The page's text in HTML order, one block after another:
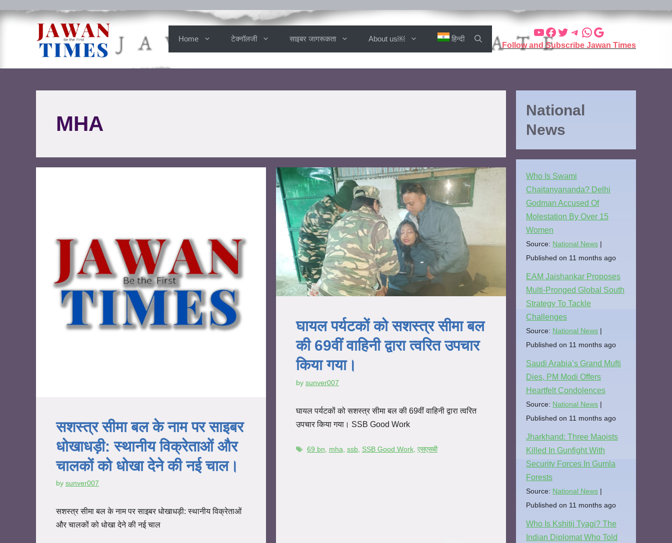
Home टेक्नॉलजी साइबर जागरूकता About us￼ हिन्दी
Follow and Subscribe Jawan Times
MHA
सशस्त्र सीमा बल के नाम पर साइबर
धोखाधड़ी: स्थानीय विक्रेताओं और
चालकों को धोखा देने की नई चाल।
by sunver007
सशस्त्र सीमा बल के नाम पर साइबर धोखाधड़ी: स्थानीय विक्रेताओं
और चालकों को धोखा देने की नई चाल
घायल पर्यटकों को सशस्त्र सीमा बल
की 69वीं वाहिनी द्वारा त्वरित उपचार
किया गया।
by sunver007
घायल पर्यटकों को सशस्त्र सीमा बल की 69वीं वाहिनी द्वारा त्वरित
उपचार किया गया। SSB Good Work
69 bn, mha, ssb, SSB Good Work, एसएसबी
National
News
Who Is Swami
Chaitanyananda? Delhi
Godman Accused Of
Molestation By Over 15
Women
Source: National News
Published on 11 months ago
EAM Jaishankar Proposes
Multi-Pronged Global South
Strategy To Tackle
Challenges
Source: National News
Published on 11 months ago
Saudi Arabia’s Grand Mufti
Dies, PM Modi Offers
Heartfelt Condolences
Source: National News
Published on 11 months ago
Jharkhand: Three Maoists
Killed In Gunfight With
Security Forces In Gumla
Forests
Source: National News
Published on 11 months ago
Who Is Kshitij Tyagi? The
Indian Diplomat Who Told